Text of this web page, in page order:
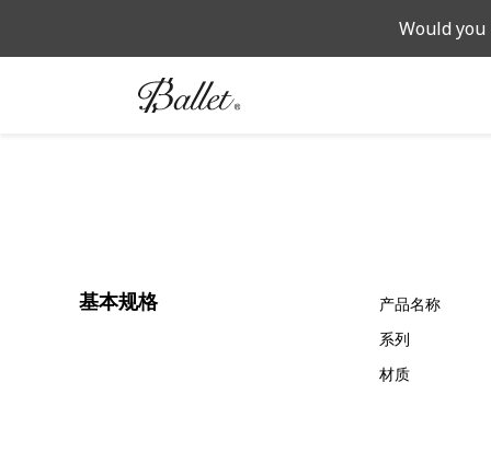
Would
基本规格
产品名称
系列
材质